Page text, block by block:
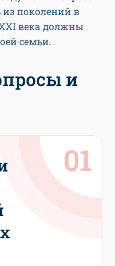
из поколений в
века должны
семьи.
и